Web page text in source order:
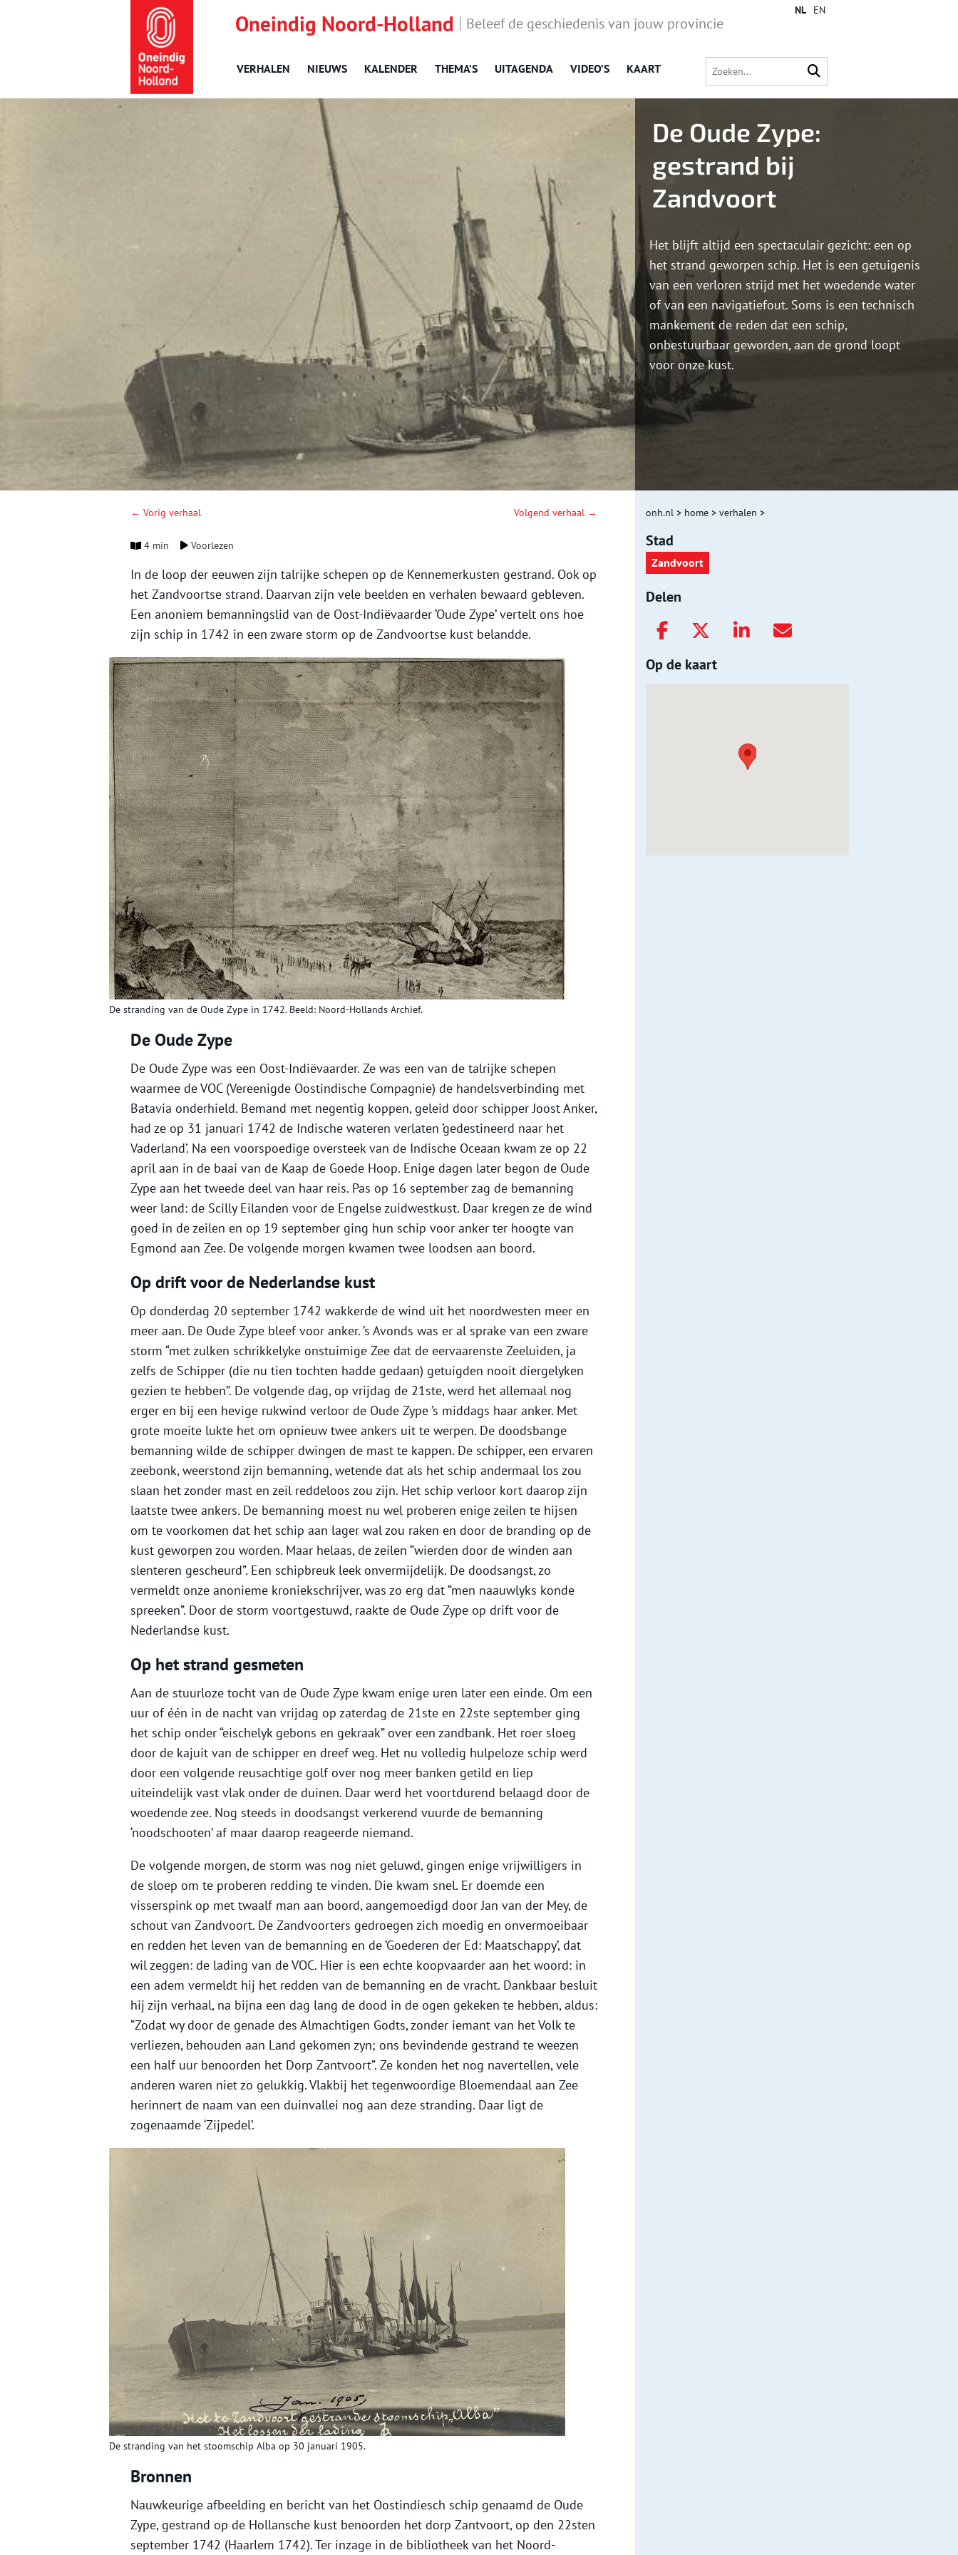
Oneindig Noord-Holland Beleef de geschiedenis van jouw provincie
VERHALEN NIEUWS KALENDER THEMA’S UITAGENDA VIDEO’S KAART
NL EN
De Oude Zype:
gestrand bij
Zandvoort
Het blijft altijd een spectaculair gezicht: een op
het strand geworpen schip. Het is een getuigenis
van een verloren strijd met het woedende water
of van een navigatiefout. Soms is een technisch
mankement de reden dat een schip,
onbestuurbaar geworden, aan de grond loopt
voor onze kust.
← Vorig verhaal Volgend verhaal →
4 min Voorlezen
In de loop der eeuwen zijn talrijke schepen op de Kennemerkusten gestrand. Ook op
het Zandvoortse strand. Daarvan zijn vele beelden en verhalen bewaard gebleven.
Een anoniem bemanningslid van de Oost-Indiëvaarder ‘Oude Zype’ vertelt ons hoe
zijn schip in 1742 in een zware storm op de Zandvoortse kust belandde.
De stranding van de Oude Zype in 1742. Beeld: Noord-Hollands Archief.
De Oude Zype
De Oude Zype was een Oost-Indiëvaarder. Ze was een van de talrijke schepen
waarmee de VOC (Vereenigde Oostindische Compagnie) de handelsverbinding met
Batavia onderhield. Bemand met negentig koppen, geleid door schipper Joost Anker,
had ze op 31 januari 1742 de Indische wateren verlaten ‘gedestineerd naar het
Vaderland’. Na een voorspoedige oversteek van de Indische Oceaan kwam ze op 22
april aan in de baai van de Kaap de Goede Hoop. Enige dagen later begon de Oude
Zype aan het tweede deel van haar reis. Pas op 16 september zag de bemanning
weer land: de Scilly Eilanden voor de Engelse zuidwestkust. Daar kregen ze de wind
goed in de zeilen en op 19 september ging hun schip voor anker ter hoogte van
Egmond aan Zee. De volgende morgen kwamen twee loodsen aan boord.
Op drift voor de Nederlandse kust
Op donderdag 20 september 1742 wakkerde de wind uit het noordwesten meer en
meer aan. De Oude Zype bleef voor anker. ’s Avonds was er al sprake van een zware
storm “met zulken schrikkelyke onstuimige Zee dat de eervaarenste Zeeluiden, ja
zelfs de Schipper (die nu tien tochten hadde gedaan) getuigden nooit diergelyken
gezien te hebben”. De volgende dag, op vrijdag de 21ste, werd het allemaal nog
erger en bij een hevige rukwind verloor de Oude Zype ’s middags haar anker. Met
grote moeite lukte het om opnieuw twee ankers uit te werpen. De doodsbange
bemanning wilde de schipper dwingen de mast te kappen. De schipper, een ervaren
zeebonk, weerstond zijn bemanning, wetende dat als het schip andermaal los zou
slaan het zonder mast en zeil reddeloos zou zijn. Het schip verloor kort daarop zijn
laatste twee ankers. De bemanning moest nu wel proberen enige zeilen te hijsen
om te voorkomen dat het schip aan lager wal zou raken en door de branding op de
kust geworpen zou worden. Maar helaas, de zeilen “wierden door de winden aan
slenteren gescheurd”. Een schipbreuk leek onvermijdelijk. De doodsangst, zo
vermeldt onze anonieme kroniekschrijver, was zo erg dat “men naauwlyks konde
spreeken”. Door de storm voortgestuwd, raakte de Oude Zype op drift voor de
Nederlandse kust.
Op het strand gesmeten
Aan de stuurloze tocht van de Oude Zype kwam enige uren later een einde. Om een
uur of één in de nacht van vrijdag op zaterdag de 21ste en 22ste september ging
het schip onder “eischelyk gebons en gekraak” over een zandbank. Het roer sloeg
door de kajuit van de schipper en dreef weg. Het nu volledig hulpeloze schip werd
door een volgende reusachtige golf over nog meer banken getild en liep
uiteindelijk vast vlak onder de duinen. Daar werd het voortdurend belaagd door de
woedende zee. Nog steeds in doodsangst verkerend vuurde de bemanning
‘noodschooten’ af maar daarop reageerde niemand.
De volgende morgen, de storm was nog niet geluwd, gingen enige vrijwilligers in
de sloep om te proberen redding te vinden. Die kwam snel. Er doemde een
visserspink op met twaalf man aan boord, aangemoedigd door Jan van der Mey, de
schout van Zandvoort. De Zandvoorters gedroegen zich moedig en onvermoeibaar
en redden het leven van de bemanning en de ‘Goederen der Ed: Maatschappy’, dat
wil zeggen: de lading van de VOC. Hier is een echte koopvaarder aan het woord: in
een adem vermeldt hij het redden van de bemanning en de vracht. Dankbaar besluit
hij zijn verhaal, na bijna een dag lang de dood in de ogen gekeken te hebben, aldus:
“Zodat wy door de genade des Almachtigen Godts, zonder iemant van het Volk te
verliezen, behouden aan Land gekomen zyn; ons bevindende gestrand te weezen
een half uur benoorden het Dorp Zantvoort”. Ze konden het nog navertellen, vele
anderen waren niet zo gelukkig. Vlakbij het tegenwoordige Bloemendaal aan Zee
herinnert de naam van een duinvallei nog aan deze stranding. Daar ligt de
zogenaamde ‘Zijpedel’.
De stranding van het stoomschip Alba op 30 januari 1905.
Bronnen
Nauwkeurige afbeelding en bericht van het Oostindiesch schip genaamd de Oude
Zype, gestrand op de Hollansche kust benoorden het dorp Zantvoort, op den 22sten
september 1742 (Haarlem 1742). Ter inzage in de bibliotheek van het Noord-
onh.nl > home > verhalen >
Stad
Zandvoort
Delen
Op de kaart